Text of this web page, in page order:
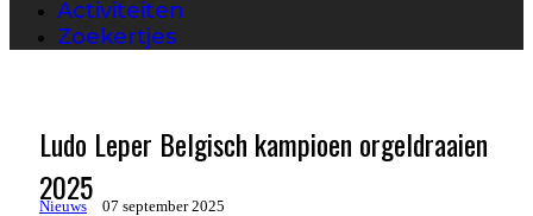
Activiteiten
Zoekertjes
Ludo Leper Belgisch kampioen orgeldraaien
2025
Nieuws 07 september 2025